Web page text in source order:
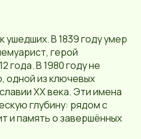
ушедших. В 1839 году умер
герой
года. В 1980 году не
одной из ключевых
XX века. Эти имена
глубину: рядом с
и память о завершённых